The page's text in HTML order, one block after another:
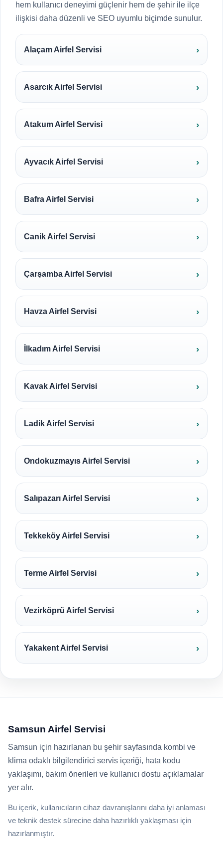
hem kullanıcı deneyimi güçlenir hem de şehir ile ilçe
ilişkisi daha düzenli ve SEO uyumlu biçimde sunulur.
Alaçam Airfel Servisi
Asarcık Airfel Servisi
Atakum Airfel Servisi
Ayvacık Airfel Servisi
Bafra Airfel Servisi
Canik Airfel Servisi
Çarşamba Airfel Servisi
Havza Airfel Servisi
İlkadım Airfel Servisi
Kavak Airfel Servisi
Ladik Airfel Servisi
Ondokuzmayıs Airfel Servisi
Salıpazarı Airfel Servisi
Tekkeköy Airfel Servisi
Terme Airfel Servisi
Vezirköprü Airfel Servisi
Yakakent Airfel Servisi
Samsun Airfel Servisi
Samsun için hazırlanan bu şehir sayfasında kombi ve
klima odaklı bilgilendirici servis içeriği, hata kodu
yaklaşımı, bakım önerileri ve kullanıcı dostu açıklamalar
yer alır.
Bu içerik, kullanıcıların cihaz davranışlarını daha iyi anlaması
ve teknik destek sürecine daha hazırlıklı yaklaşması için
hazırlanmıştır.